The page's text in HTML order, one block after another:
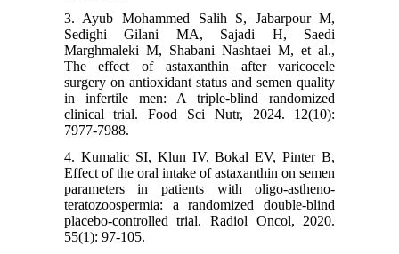
3. Ayub Mohammed Salih S, Jabarpour M,
Sedighi Gilani MA, Sajadi H, Saedi
Marghmaleki M, Shabani Nashtaei M, et al.,
The effect of astaxanthin after varicocele
surgery on antioxidant status and semen quality
in infertile men: A triple-blind randomized
clinical trial. Food Sci Nutr, 2024. 12(10):
7977-7988.
4. Kumalic SI, Klun IV, Bokal EV, Pinter B,
Effect of the oral intake of astaxanthin on semen
parameters in patients with oligo-astheno-
teratozoospermia: a randomized double-blind
placebo-controlled trial. Radiol Oncol, 2020.
55(1): 97-105.